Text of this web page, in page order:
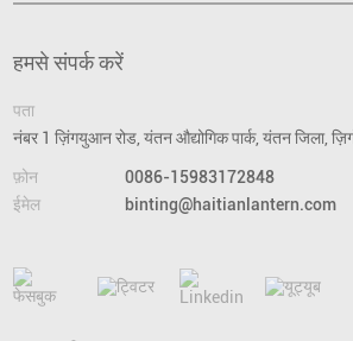
हमसे संपर्क करें
पता
नंबर 1 ज़िंगयुआन रोड, यंतन औद्योगिक पार्क, यंतन जिला,
फ़ोन
0086-15983172848
ईमेल
binting@haitianlantern.com